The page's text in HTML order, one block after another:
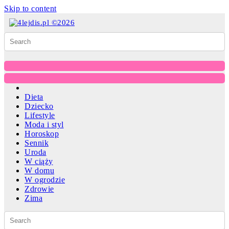
Skip to content
Dieta
Dziecko
Lifestyle
Moda i styl
Horoskop
Sennik
Uroda
W ciąży
W domu
W ogrodzie
Zdrowie
Zima